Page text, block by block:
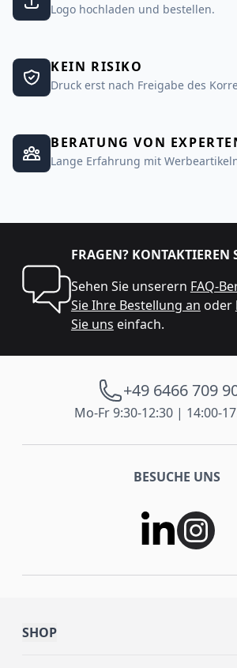
Logo hochladen und bestellen.
KEIN RISIKO
Druck erst nach Freigabe des
BERATUNG VON
Lange Erfahrung mit
FRAGEN? KONTAKTIEREN
Sehen Sie unserern FAQ-
Sie Ihre Bestellung an oder
Sie uns einfach.
+49 6466 709
Mo-Fr 9:30-12:30 | 14:00-
BESUCHE UNS
SHOP